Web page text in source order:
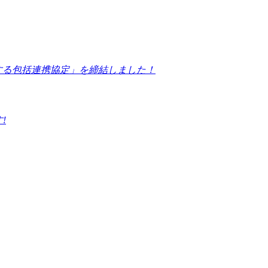
包括連携協定」を締結しました！
!